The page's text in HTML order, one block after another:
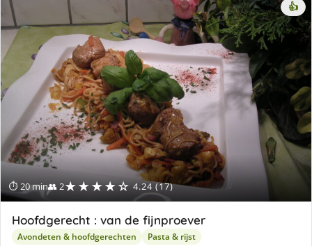
⏱ 20 min👥 2★★★★☆ 4.24 (17)
👍
Hoofdgerecht : van de fijnproever
Avondeten & hoofdgerechten Pasta & rijst